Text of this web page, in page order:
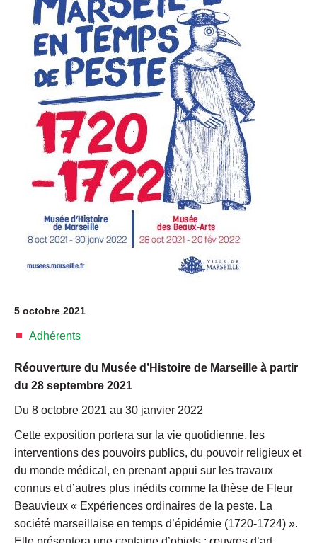
5 octobre 2021
Adhérents
Réouverture du Musée d’Histoire de Marseille à partir
du 28 septembre 2021
Du 8 octobre 2021 au 30 janvier 2022
Cette exposition portera sur la vie quotidienne, les
interventions des pouvoirs publics, du pouvoir religieux et
du monde médical, en prenant appui sur les travaux
connus et d’autres plus inédits comme la thèse de Fleur
Beauvieux « Expériences ordinaires de la peste. La
société marseillaise en temps d’épidémie (1720-1724) ».